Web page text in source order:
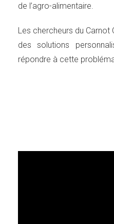
de l’agro-alimentaire.
Les chercheurs du
des solutions
répondre à cette